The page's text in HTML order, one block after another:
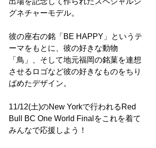
グネチャーモデル。
彼の座右の銘「BE HAPPY」というテ
ーマをもとに、彼の好きな動物
「鳥」、そして地元福岡の銘菓を連想
させるロゴなど彼の好きなものをちり
ばめたデザイン。
11/12(土)のNew Yorkで行われるRed
Bull BC One World Finalをこれを着て
みんなで応援しよう！